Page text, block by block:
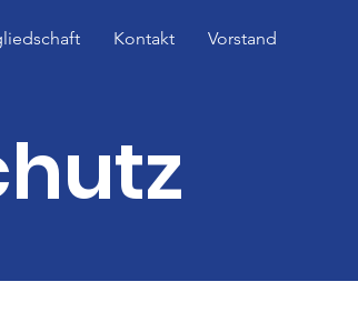
Kontakt Vorstand